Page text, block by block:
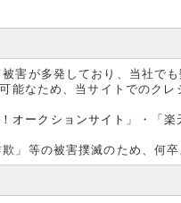
害が多発しており、当社で
能なため、当サイトでのク
オークションサイト 」・「 楽
」等の被害撲滅のため、何卒